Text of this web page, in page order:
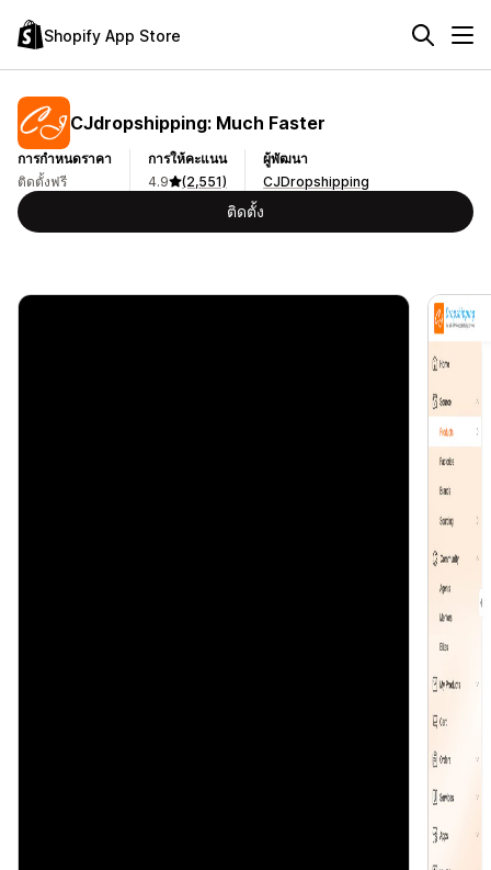
Shopify App Store
CJdropshipping: Much Faster
การกำหนดราคา
ติดตั้งฟรี
การให้คะแนน
4.9
(2,551)
ผู้พัฒนา
CJDropshipping
ติดตั้ง